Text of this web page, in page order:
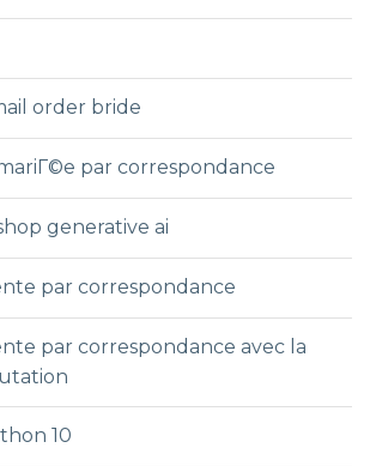
order bride
par correspondance
generative ai
par correspondance
par correspondance avec la
10